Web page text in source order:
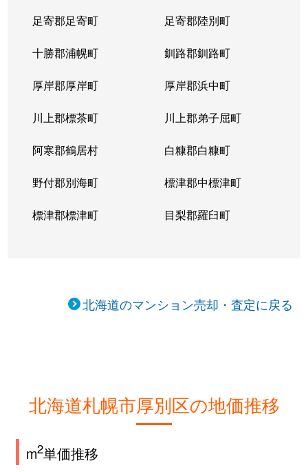
足寄郡足寄町 足寄郡陸別町
十勝郡浦幌町 釧路郡釧路町
厚岸郡厚岸町 厚岸郡浜中町
川上郡標茶町 川上郡弟子屈町
阿寒郡鶴居村 白糠郡白糠町
野付郡別海町 標津郡中標津町
標津郡標津町 目梨郡羅臼町
北海道のマンション売却・査定に戻る
北海道札幌市厚別区の地価推移
m2単価推移